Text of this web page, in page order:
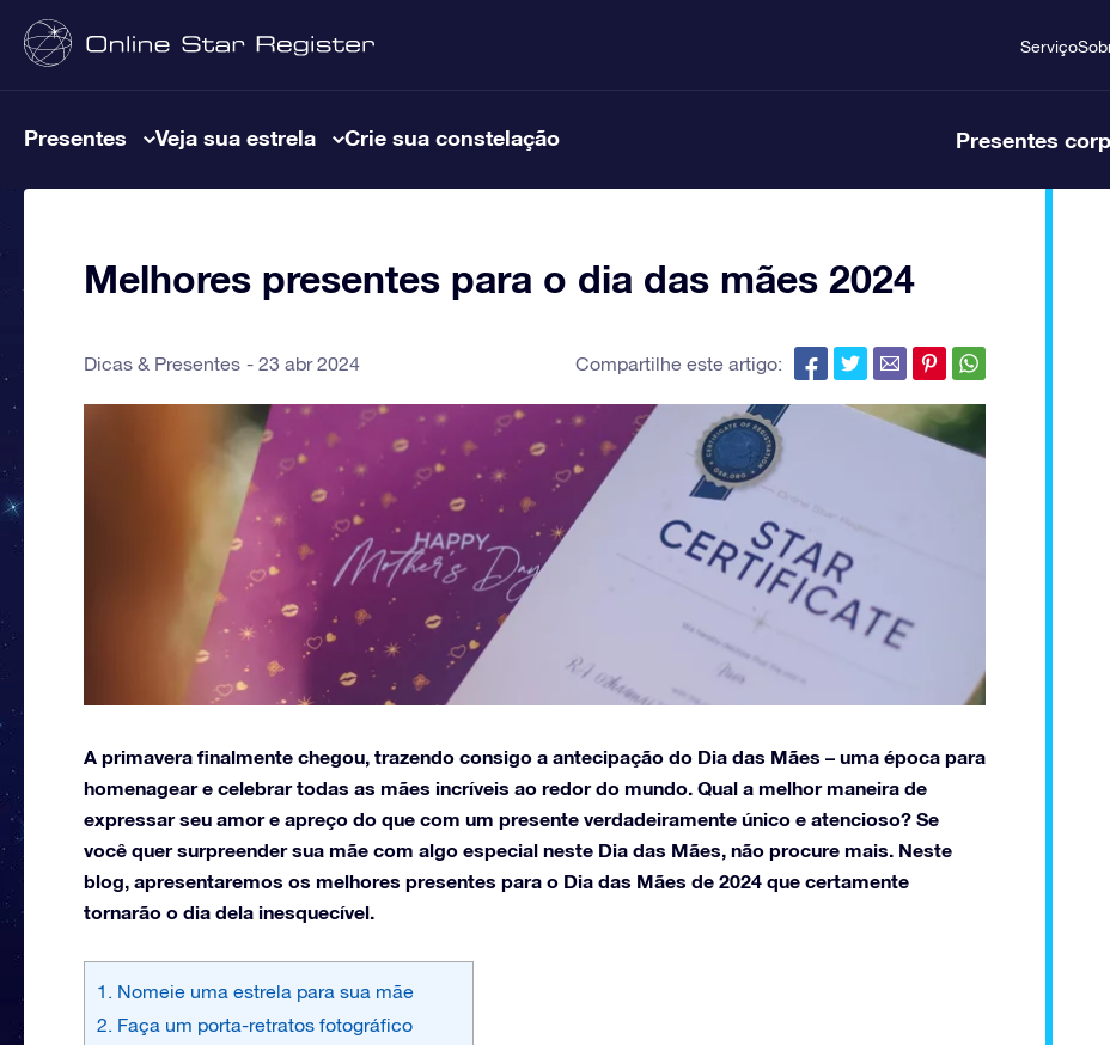
Serviço
Presentes Veja sua estrela Crie sua constelação Presentes
Melhores presentes para o dia das mães 2024
Dicas & Presentes 23 abr 2024 Compartilhe este artigo:
A primavera finalmente chegou, trazendo consigo a antecipação do Dia das Mães – uma época para
homenagear e celebrar todas as mães incríveis ao redor do mundo. Qual a melhor maneira de
expressar seu amor e apreço do que com um presente verdadeiramente único e atencioso? Se
você quer surpreender sua mãe com algo especial neste Dia das Mães, não procure mais. Neste
blog, apresentaremos os melhores presentes para o Dia das Mães de 2024 que certamente
tornarão o dia dela inesquecível.
1. Nomeie uma estrela para sua mãe
2. Faça um porta-retratos fotográfico